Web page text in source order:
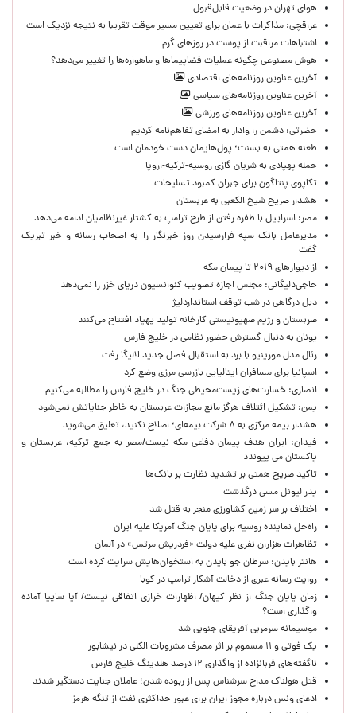
هوای تهران در وضعیت قابل‌قبول
عراقچی: مذاکرات با عمان برای تعیین مسیر موقت تقریبا به نتیجه نزدیک است
اشتباهات مراقبت از پوست در روزهای گرم
هوش مصنوعی چگونه عملیات فضاپیماها و ماهواره‌ها را تغییر می‌دهد؟
آخرین عناوین روزنامه‌های اقتصادی
آخرین عناوین روزنامه‌های سیاسی
آخرین عناوین روزنامه‌های ورزشی
حضرتی: دشمن را وادار به امضای تفاهم‌نامه کردیم
طعنه همتی به بسنت؛ پول‌هایمان دست خودمان است
حمله پهپادی به شریان گازی روسیه-ترکیه-اروپا
تکاپوی پنتاگون برای جبران کمبود تسلیحات
هشدار صریح شیخ الکعبی به عربستان
مصر: اسراییل با طفره رفتن از طرح ترامپ به کشتار غیرنظامیان ادامه می‌دهد
مدیرعامل بانک سپه فرارسیدن روز خبرنگار را به اصحاب رسانه و خبر تبریک
گفت
از دیوارهای ۲۰۱۹ تا پیمان مکه
حاجی‌دلیگانی: مجلس اجازه تصویب کنوانسیون دریای خزر را نمی‌دهد
دبل درگاهی در شب توقف استانداردلیژ
صربستان و رژیم صهیونیستی کارخانه تولید پهپاد افتتاح می‌کنند
یونان به دنبال گسترش حضور نظامی در خلیج فارس
رئال مدل مورینیو با برد به استقبال فصل جدید لالیگا رفت
اسپانیا برای مسافران ایتالیایی بازرسی مرزی وضع کرد
انصاری: خسارت‌های زیست‌محیطی جنگ در خلیج فارس را مطالبه‌ می‌کنیم
یمن: تشکیل ائتلاف هرگز مانع مجازات عربستان به خاطر جنایاتش نمی‌شود
هشدار بیمه مرکزی به ۸ شرکت بیمه‌ای؛ اصلاح نکنید، تعلیق می‌شوید
فیدان: ایران هدف پیمان دفاعی مکه نیست/مصر به جمع ترکیه، عربستان و
پاکستان می پیوندد
تاکید صریح همتی بر تشدید نظارت بر بانک‌ها
پدر لیونل مسی درگذشت
اختلاف بر سر زمین کشاورزی منجر به قتل شد
راه‌حل نماینده روسیه برای پایان جنگ آمریکا علیه ایران
تظاهرات هزاران نفری علیه دولت «فردریش مرتس» در آلمان
هانتر بایدن: سرطان جو بایدن به استخوان‌هایش سرایت کرده است
روایت رسانه عبری از دخالت آشکار ترامپ در کوبا
زمان پایان جنگ از نظر کیهان/ اظهارات خرازی اتفاقی نیست/ آیا سایپا آماده
واگذاری است؟
موسیمانه سرمربی آفریقای جنوبی شد
یک فوتی و ۱۱ مسموم بر اثر مصرف مشروبات الکلی در نیشابور
ناگفته‌های قربانزاده از واگذاری ۱۲ درصد هلدینگ خلیج فارس
قتل هولناک مداح سرشناس پس از ربوده شدن؛ عاملان جنایت دستگیر شدند
ادعای ونس درباره مجوز ایران برای عبور حداکثری نفت از تنگه هرمز